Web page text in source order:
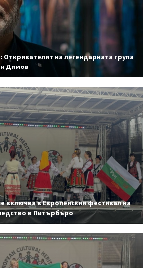
Откривателят на легендарната група
Димов
включва в Европейския фестивал на
в Питърбъро